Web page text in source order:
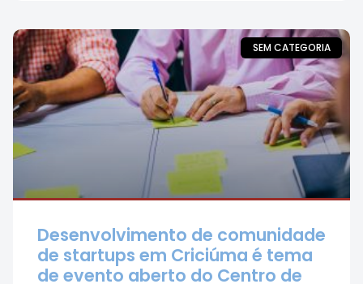
SEM CATEGORIA
Desenvolvimento de comunidade
de startups em Criciúma é tema
de evento aberto do Centro de